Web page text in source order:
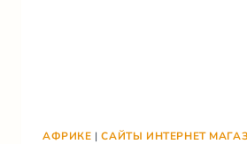
АФРИКЕ |САЙТЫ ИНТЕРНЕТ